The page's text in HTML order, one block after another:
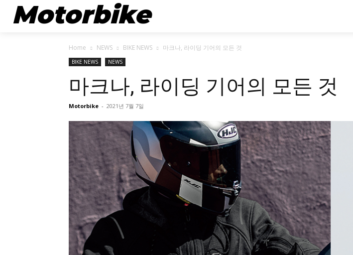
Motorbike
Home NEWS BIKE NEWS 마크나, 라이딩 기어의 모든 것
BIKE NEWS NEWS
마크나, 라이딩 기어의 모든 것
Motorbike - 2021년 7월 7일